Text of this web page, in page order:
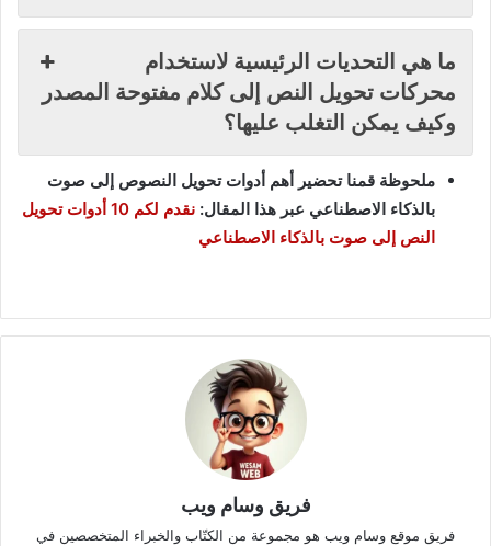
ما هي التحديات الرئيسية لاستخدام
محركات تحويل النص إلى كلام مفتوحة المصدر
وكيف يمكن التغلب عليها؟
ملحوظة قمنا تحضير أهم أدوات تحويل النصوص إلى صوت
بالذكاء الاصطناعي عبر هذا المقال:
نقدم لكم 10 أدوات تحويل
النص إلى صوت بالذكاء الاصطناعي
فريق وسام ويب
فريق موقع وسام ويب هو مجموعة من الكتّاب والخبراء المتخصصين في